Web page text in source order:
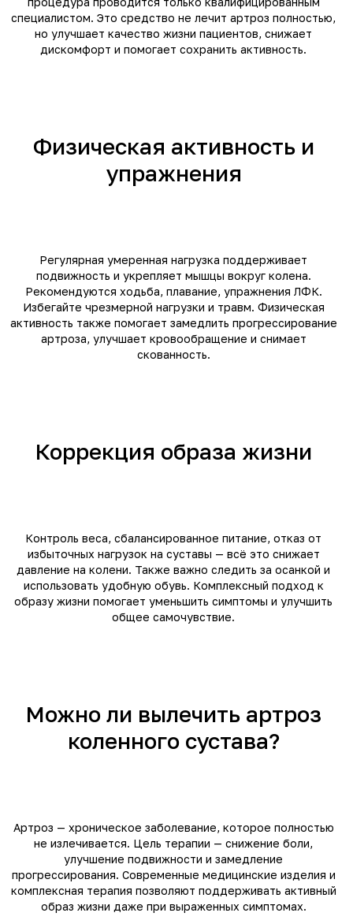
специалистом. Это средство не лечит артроз полностью,
но улучшает качество жизни пациентов, снижает
дискомфорт и помогает сохранить активность.
Физическая активность и
упражнения
Регулярная умеренная нагрузка поддерживает
подвижность и укрепляет мышцы вокруг колена.
Рекомендуются ходьба, плавание, упражнения ЛФК.
Избегайте чрезмерной нагрузки и травм. Физическая
активность также помогает замедлить прогрессирование
артроза, улучшает кровообращение и снимает
скованность.
Коррекция образа жизни
Контроль веса, сбалансированное питание, отказ от
избыточных нагрузок на суставы — всё это снижает
давление на колени. Также важно следить за осанкой и
использовать удобную обувь. Комплексный подход к
образу жизни помогает уменьшить симптомы и улучшить
общее самочувствие.
Можно ли вылечить артроз
коленного сустава?
Артроз — хроническое заболевание, которое полностью
не излечивается. Цель терапии — снижение боли,
улучшение подвижности и замедление
прогрессирования. Современные медицинские изделия и
комплексная терапия позволяют поддерживать активный
образ жизни даже при выраженных симптомах.
КЛИЕНТАМ
РАЗДЕЛЫ САЙТА
ООО "МКНТ Импорт" 2004–2026
Политика конфиденциальности
Дизайн сайта: Lede.pro
Где купить